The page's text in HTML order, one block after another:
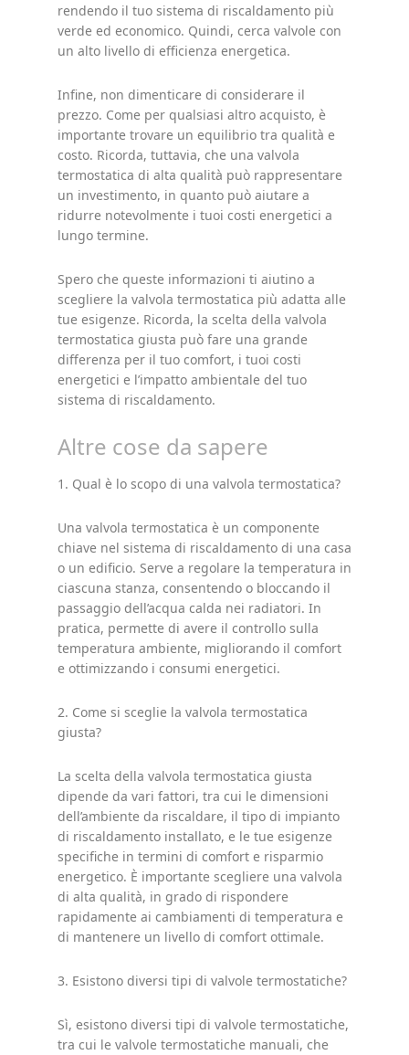
rendendo il tuo sistema di riscaldamento più
verde ed economico. Quindi, cerca valvole con
un alto livello di efficienza energetica.
Infine, non dimenticare di considerare il
prezzo. Come per qualsiasi altro acquisto, è
importante trovare un equilibrio tra qualità e
costo. Ricorda, tuttavia, che una valvola
termostatica di alta qualità può rappresentare
un investimento, in quanto può aiutare a
ridurre notevolmente i tuoi costi energetici a
lungo termine.
Spero che queste informazioni ti aiutino a
scegliere la valvola termostatica più adatta alle
tue esigenze. Ricorda, la scelta della valvola
termostatica giusta può fare una grande
differenza per il tuo comfort, i tuoi costi
energetici e l’impatto ambientale del tuo
sistema di riscaldamento.
Altre cose da sapere
1. Qual è lo scopo di una valvola termostatica?
Una valvola termostatica è un componente
chiave nel sistema di riscaldamento di una casa
o un edificio. Serve a regolare la temperatura in
ciascuna stanza, consentendo o bloccando il
passaggio dell’acqua calda nei radiatori. In
pratica, permette di avere il controllo sulla
temperatura ambiente, migliorando il comfort
e ottimizzando i consumi energetici.
2. Come si sceglie la valvola termostatica
giusta?
La scelta della valvola termostatica giusta
dipende da vari fattori, tra cui le dimensioni
dell’ambiente da riscaldare, il tipo di impianto
di riscaldamento installato, e le tue esigenze
specifiche in termini di comfort e risparmio
energetico. È importante scegliere una valvola
di alta qualità, in grado di rispondere
rapidamente ai cambiamenti di temperatura e
di mantenere un livello di comfort ottimale.
3. Esistono diversi tipi di valvole termostatiche?
Sì, esistono diversi tipi di valvole termostatiche,
tra cui le valvole termostatiche manuali, che